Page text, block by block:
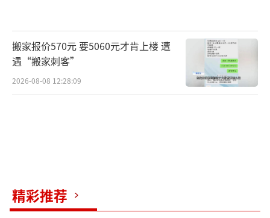
搬家报价570元 要5060元才肯上楼 遭
遇“搬家刺客”
2026-08-08 12:28:09
精彩推荐